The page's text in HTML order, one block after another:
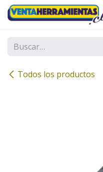
Ir al contenido
Todos los productos